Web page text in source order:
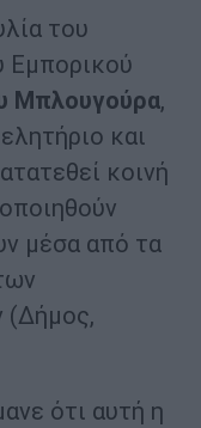
του
Εμπορικού
Μπλουγούρα,
και
κοινή
μέσα από τα
(Δήμος,
ότι αυτή η